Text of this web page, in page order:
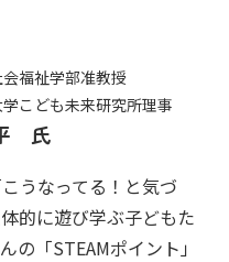
福祉学部准教授
こども未来研究所理事
氏
うなってる！と気づ
的に遊び学ぶ子どもた
の「STEAMポイント」